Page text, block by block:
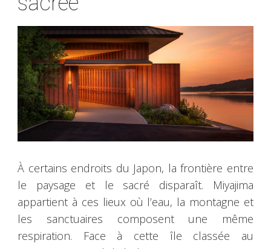
À certains endroits du Japon, la frontière entre
le paysage et le sacré disparaît. Miyajima
appartient à ces lieux où l’eau, la montagne et
les sanctuaires composent une même
respiration. Face à cette île classée au